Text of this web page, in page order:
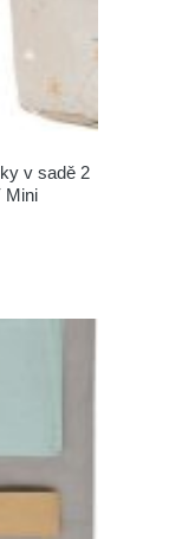
v sadě 2
Mini